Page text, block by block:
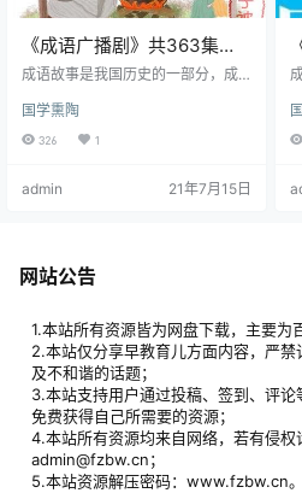
《成语广播剧》共363集
mp3音频
成语故事是我国历史的一部分，成
后都有一个含义深远的故事，是我
国几千年以来人民智慧的结晶。其
理、学习知识、积累优美的语言素
理。成语就是有道理的词语，它奠
基着我国的文化之熙。 资源目录：
国学熏陶
326 1
admin 21年7月15日
网站公告
1.本站所有资源皆为网盘下载，主要为
2.本站仅分享早教育儿方面内容，严
及不和谐的话题；
3.本站支持用户通过投稿、签到、评
免费获得自己所需要的资源；
4.本站所有资源均来自网络，若有侵权
admin@fzbw.cn；
5.本站资源解压密码：www.fzbw.cn。